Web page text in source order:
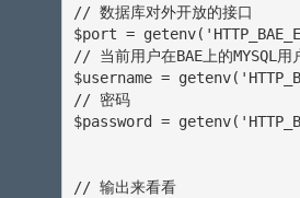
// 数据库对外开放的接口
$port =
// 当前用户在BAE上的MYSQL用
$username =
// 密码
$password =
// 输出来看看